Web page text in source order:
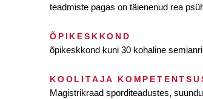
teadmiste pagas on täienenud rea
ÕPIKESKKOND
õpikeskkond kuni 30 kohaline
KOOLITAJA
Magistrikraad sporditeadustes,